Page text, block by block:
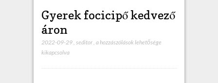
Gyerek focicipő kedvező
áron
2022-09-29, seditor, G
a hozzászólások lehetősége
kikapcsolva